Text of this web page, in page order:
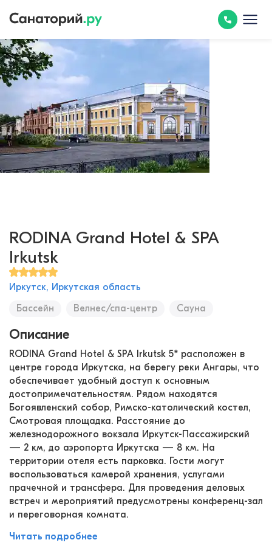
RODINA Grand Hotel & SPA
Irkutsk
Иркутск, Иркутская область
Бассейн
Велнес/спа-центр Сауна
Описание
RODINA Grand Hotel & SPA Irkutsk 5* расположен в
центре города Иркутска, на берегу реки Ангары, что
обеспечивает удобный доступ к основным
достопримечательностям. Рядом находятся
Богоявленский собор, Римско-католический костел,
Смотровая площадка. Расстояние до
железнодорожного вокзала Иркутск-Пассажирский
— 2 км, до аэропорта Иркутска — 8 км. На
территории отеля есть парковка. Гости могут
воспользоваться камерой хранения, услугами
прачечной и трансфера. Для проведения деловых
встреч и мероприятий предусмотрены конференц-зал
и переговорная комната.
Читать подробнее